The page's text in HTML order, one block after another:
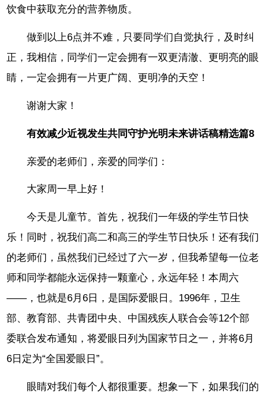
饮食中获取充分的营养物质。
做到以上6点并不难，只要同学们自觉执行，及时纠
正，我相信，同学们一定会拥有一双更清澈、更明亮的眼
睛，一定会拥有一片更广阔、更明净的天空！
谢谢大家！
有效减少近视发生共同守护光明未来讲话稿精选篇8
亲爱的老师们，亲爱的同学们：
大家周一早上好！
今天是儿童节。首先，祝我们一年级的学生节日快
乐！同时，祝我们高二和高三的学生节日快乐！还有我们
的老师们，虽然我们已经过了六一岁，但我希望每一位老
师和同学都能永远保持一颗童心，永远年轻！本周六
——，也就是6月6日，是国际爱眼日。1996年，卫生
部、教育部、共青团中央、中国残疾人联合会等12个部
委联合发布通知，将爱眼日列为国家节日之一，并将6月
6日定为“全国爱眼日”。
眼睛对我们每个人都很重要。想象一下，如果我们的